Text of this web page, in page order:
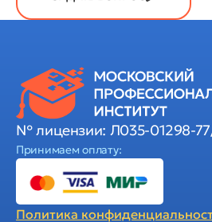
№ лицензии: Л035-01298-
Принимаем оплату:
Политика